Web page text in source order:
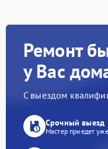
Ремонт
у Вас
С выездом
Срочный выезд
Мастер приедет